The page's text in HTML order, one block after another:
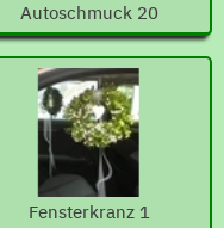
Autoschmuck 20
Fensterkranz 1